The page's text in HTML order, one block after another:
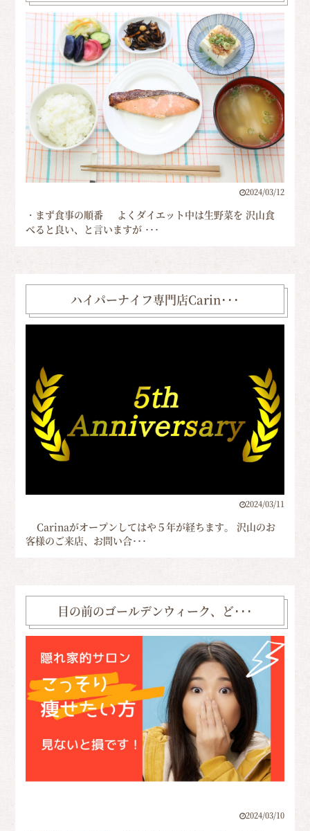
2024/03/12
・まず食事の順番 よくダイエット中は生野菜を 沢山食
べると良い、と言いますが ･･･
ハイパーナイフ専門店Carin･･･
2024/03/11
Carinaがオープンしてはや５年が経ちます。 沢山のお
客様のご来店、お問い合･･･
目の前のゴールデンウィーク、ど･･･
2024/03/10